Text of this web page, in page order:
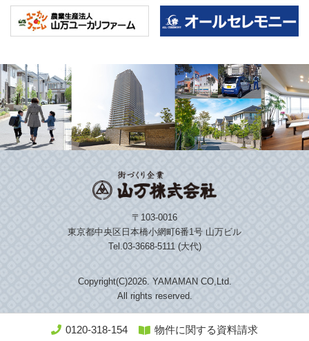
〒103-0016
東京都中央区日本橋小網町6番1号 山万ビル
Tel.03-3668-5111 (大代)
Copyright(C)2026. YAMAMAN CO,Ltd.
All rights reserved.
0120-318-154 物件に関する資料請求